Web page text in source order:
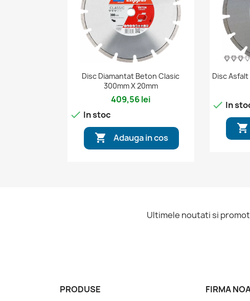
Vizualizare rapida
Disc Diamantat Beton Clasic
300mm X 20mm
409,56 lei
 In stoc
 Adauga in cos

Disc
 In

Ultimele noutati si
PRODUSE FIRMA